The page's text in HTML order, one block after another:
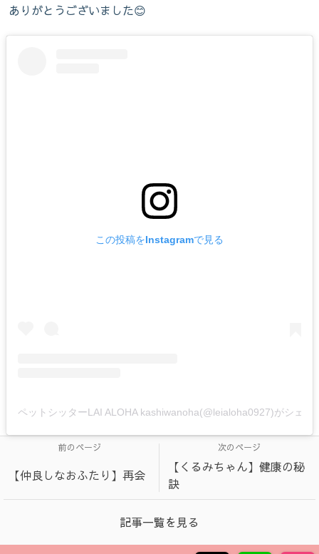
ありがとうございました😊
この投稿をInstagramで見る
ペットシッターLAI ALOHA kashiwanoha(@leialoha0927)がシェア
前のページ
【仲良しなおふたり】再会
次のページ
【くるみちゃん】健康の秘
訣
記事一覧を見る